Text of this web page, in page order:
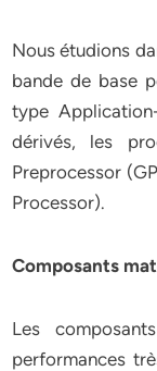
Nous étudions
bande de base
type
dérivés, les
Preprocessor
Processor).
Composants
Les
performances